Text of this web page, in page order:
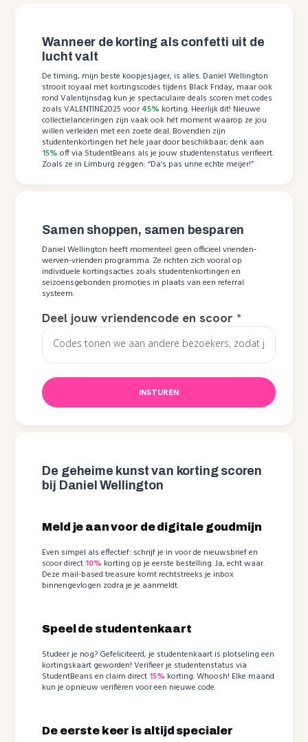
Wanneer de korting als confetti uit de
lucht valt
De timing, mijn beste koopjesjager, is alles. Daniel Wellington
strooit royaal met kortingscodes tijdens Black Friday, maar ook
rond Valentijnsdag kun je spectaculaire deals scoren met codes
zoals VALENTINE2025 voor 45% korting. Heerlijk dit! Nieuwe
collectielanceringen zijn vaak ook hét moment waarop ze jou
willen verleiden met een zoete deal. Bovendien zijn
studentenkortingen het hele jaar door beschikbaar; denk aan
15% off via StudentBeans als je jouw studentenstatus verifieert.
Zoals ze in Limburg zeggen: “Da’s pas unne echte meijer!”
Samen shoppen, samen besparen
Daniel Wellington heeft momenteel geen officieel vrienden-
werven-vrienden programma. Ze richten zich vooral op
individuele kortingsacties zoals studentenkortingen en
seizoensgebonden promoties in plaats van een referral
systeem.
Deel jouw vriendencode en scoor*
INSTUREN
De geheime kunst van korting scoren
bij Daniel Wellington
Meld je aan voor de digitale goudmijn
Even simpel als effectief: schrijf je in voor de nieuwsbrief en
scoor direct 10% korting op je eerste bestelling. Ja, echt waar.
Deze mail-based treasure komt rechtstreeks je inbox
binnengevlogen zodra je je aanmeldt.
Speel de studentenkaart
Studeer je nog? Gefeliciteerd, je studentenkaart is plotseling een
kortingskaart geworden! Verifieer je studentenstatus via
StudentBeans en claim direct 15% korting. Whoosh! Elke maand
kun je opnieuw verifiëren voor een nieuwe code.
De eerste keer is altijd specialer